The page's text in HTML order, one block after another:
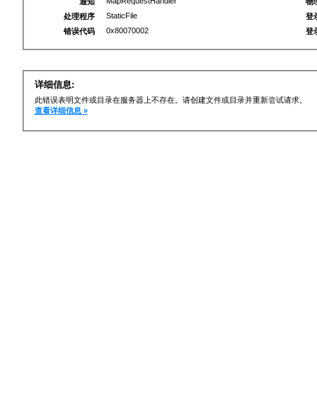
处理程序
StaticFile
错误代码
0x80070002
登
登
详细信息:
此错误表明文件或目录在服务器上不存在。请创建文件或目录并重新尝试请求。
查看详细信息 »